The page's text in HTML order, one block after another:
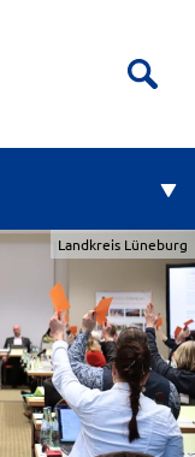
Landkreis Lüneburg